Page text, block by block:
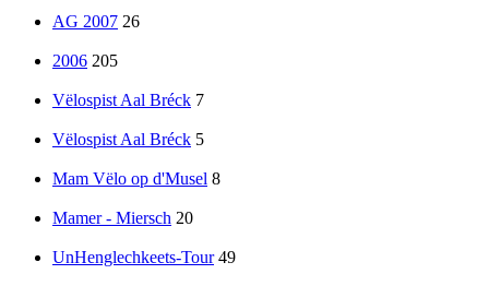
AG 2007 26
2006 205
Vëlospist Aal Bréck 7
Vëlospist Aal Bréck 5
Mam Vëlo op d'Musel 8
Mamer - Miersch 20
UnHenglechkeets-Tour 49